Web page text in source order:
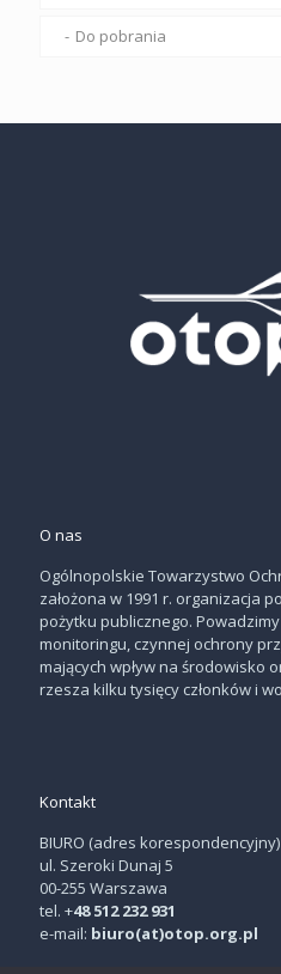
Do pobrania
O nas
Ogólnopolskie Towarzystwo
założona w 1991 r. organizacja
pożytku publicznego.
monitoringu, czynnej ochrony
mających wpływ na środowisko
rzesza kilku tysięcy członków i
Kontakt
BIURO (adres korespondencyjny)
ul. Szeroki Dunaj 5
00-255 Warszawa
tel. +48 512 232 931
e-mail: biuro(at)otop.org.pl